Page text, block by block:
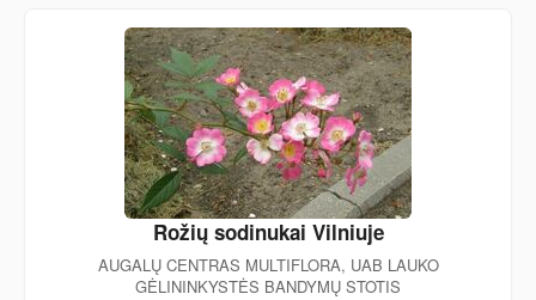
Rožių sodinukai Vilniuje
AUGALŲ CENTRAS MULTIFLORA, UAB LAUKO
GĖLININKYSTĖS BANDYMŲ STOTIS